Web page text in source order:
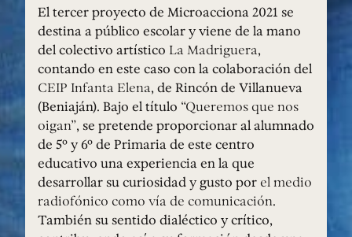
El tercer proyecto de Microacciona 2021 se
destina a público escolar y viene de la mano
del colectivo artístico La Madriguera,
contando en este caso con la colaboración del
CEIP Infanta Elena, de Rincón de Villanueva
(Beniaján). Bajo el título “Queremos que nos
oigan”, se pretende proporcionar al alumnado
de 5º y 6º de Primaria de este centro
educativo una experiencia en la que
desarrollar su curiosidad y gusto por el medio
radiofónico como vía de comunicación.
También su sentido dialéctico y crítico,